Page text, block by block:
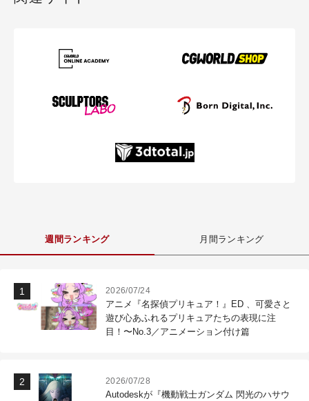
週間ランキング 月間ランキング
2026/07/24
アニメ『名探偵プリキュア！』ED 、可愛さと
遊び心あふれるプリキュアたちの表現に注
目！〜No.3／アニメーション付け篇
2026/07/28
Autodeskが『機動戦士ガンダム 閃光のハサウ